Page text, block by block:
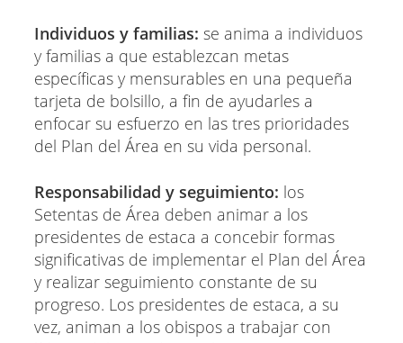
Individuos y familias: se anima a individuos
y familias a que establezcan metas
específicas y mensurables en una pequeña
tarjeta de bolsillo, a fin de ayudarles a
enfocar su esfuerzo en las tres prioridades
del Plan del Área en su vida personal.
Responsabilidad y seguimiento: los
Setentas de Área deben animar a los
presidentes de estaca a concebir formas
significativas de implementar el Plan del Área
y realizar seguimiento constante de su
progreso. Los presidentes de estaca, a su
vez, animan a los obispos a trabajar con